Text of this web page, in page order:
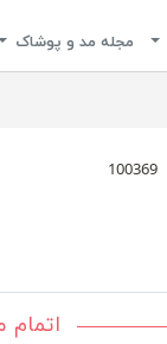
مجله مد و پوشاک
100369